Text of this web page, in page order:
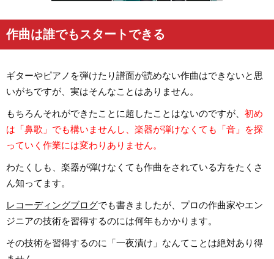
作曲は誰でもスタートできる
ギターやピアノを弾けたり譜面が読めない作曲はできないと思
いがちですが、実はそんなことはありません。
もちろんそれができたことに超したことはないのですが、 初め
は「鼻歌」でも構いませんし、楽器が弾けなくても「音」を探
っていく作業には変わりありません。
わたくしも、楽器が弾けなくても作曲をされている方をたくさ
ん知ってます。
レコーディングブログでも書きましたが、プロの作曲家やエン
ジニアの技術を習得するのには何年もかかります。
その技術を習得するのに「一夜漬け」なんてことは絶対あり得